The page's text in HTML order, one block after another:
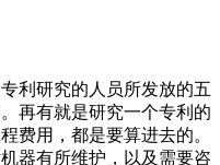
研究的人员所发放的五
再有就是研究一个专利的
费用，都是要算进去的。
器有所维护，以及需要咨